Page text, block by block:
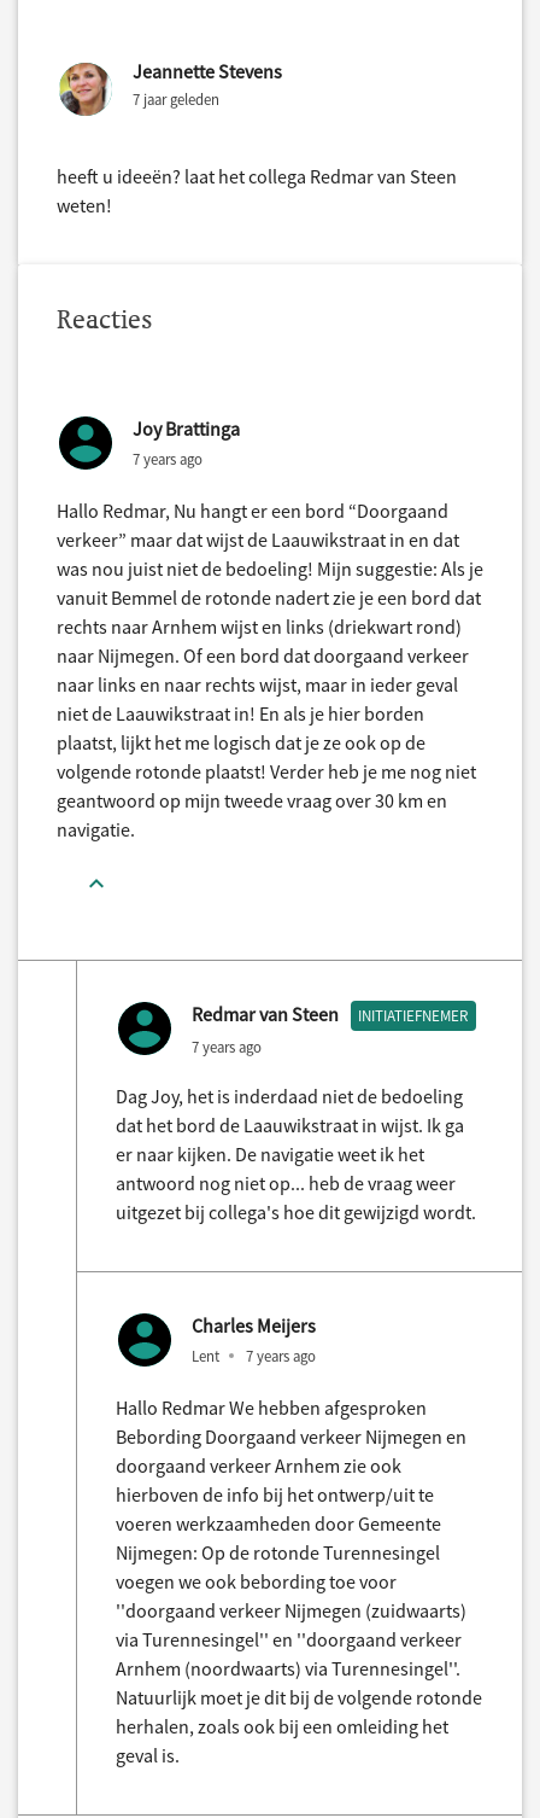
Jeannette Stevens
7 jaar geleden
heeft u ideeën? laat het collega Redmar van Steen
weten!
Reacties
Joy Brattinga
7 years ago
Hallo Redmar, Nu hangt er een bord “Doorgaand
verkeer” maar dat wijst de Laauwikstraat in en dat
was nou juist niet de bedoeling! Mijn suggestie: Als je
vanuit Bemmel de rotonde nadert zie je een bord dat
rechts naar Arnhem wijst en links (driekwart rond)
naar Nijmegen. Of een bord dat doorgaand verkeer
naar links en naar rechts wijst, maar in ieder geval
niet de Laauwikstraat in! En als je hier borden
plaatst, lijkt het me logisch dat je ze ook op de
volgende rotonde plaatst! Verder heb je me nog niet
geantwoord op mijn tweede vraag over 30 km en
navigatie.
Redmar van Steen INITIATIEFNEMER
7 years ago
Dag Joy, het is inderdaad niet de bedoeling
dat het bord de Laauwikstraat in wijst. Ik ga
er naar kijken. De navigatie weet ik het
antwoord nog niet op... heb de vraag weer
uitgezet bij collega's hoe dit gewijzigd wordt.
Charles Meijers
Lent 7 years ago
Hallo Redmar We hebben afgesproken
Bebording Doorgaand verkeer Nijmegen en
doorgaand verkeer Arnhem zie ook
hierboven de info bij het ontwerp/uit te
voeren werkzaamheden door Gemeente
Nijmegen: Op de rotonde Turennesingel
voegen we ook bebording toe voor
''doorgaand verkeer Nijmegen (zuidwaarts)
via Turennesingel'' en ''doorgaand verkeer
Arnhem (noordwaarts) via Turennesingel''.
Natuurlijk moet je dit bij de volgende rotonde
herhalen, zoals ook bij een omleiding het
geval is.